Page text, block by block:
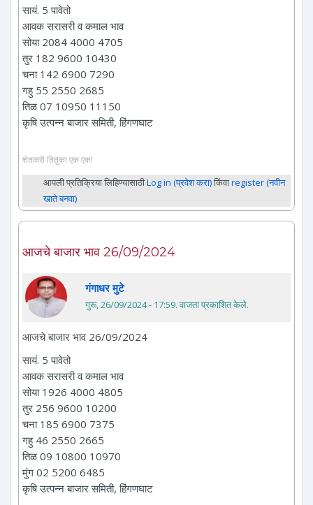
सायं. 5 पावेतो
आवक सरासरी व कमाल भाव
सोया 2084 4000 4705
तुर 182 9600 10430
चना 142 6900 7290
गहु 55 2550 2685
तिळ 07 10950 11150
कृषि उत्पन्न बाजार समिती, हिंगणघाट
शेतकरी तितुका एक एक!
आपली प्रतिक्रिया लिहिण्यासाठीLog in (प्रवेश करा)किंवाregister (नवीन
खाते बनवा)
आजचे बाजार भाव 26/09/2024
गंगाधर मुटे
गुरू, 26/09/2024 - 17:59. वाजता प्रकाशित केले.
आजचे बाजार भाव 26/09/2024
सायं. 5 पावेतो
आवक सरासरी व कमाल भाव
सोया 1926 4000 4805
तुर 256 9600 10200
चना 185 6900 7375
गहु 46 2550 2665
तिळ 09 10800 10970
मुंग 02 5200 6485
कृषि उत्पन्न बाजार समिती, हिंगणघाट